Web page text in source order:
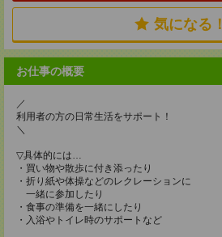
気になる！
お仕事の概要
／
利用者の方の日常生活をサポート！
＼
▽具体的には…
・買い物や散歩に付き添ったり
・折り紙や体操などのレクレーションに
一緒に参加したり
・食事の準備を一緒にしたり
・入浴やトイレ時のサポートなど